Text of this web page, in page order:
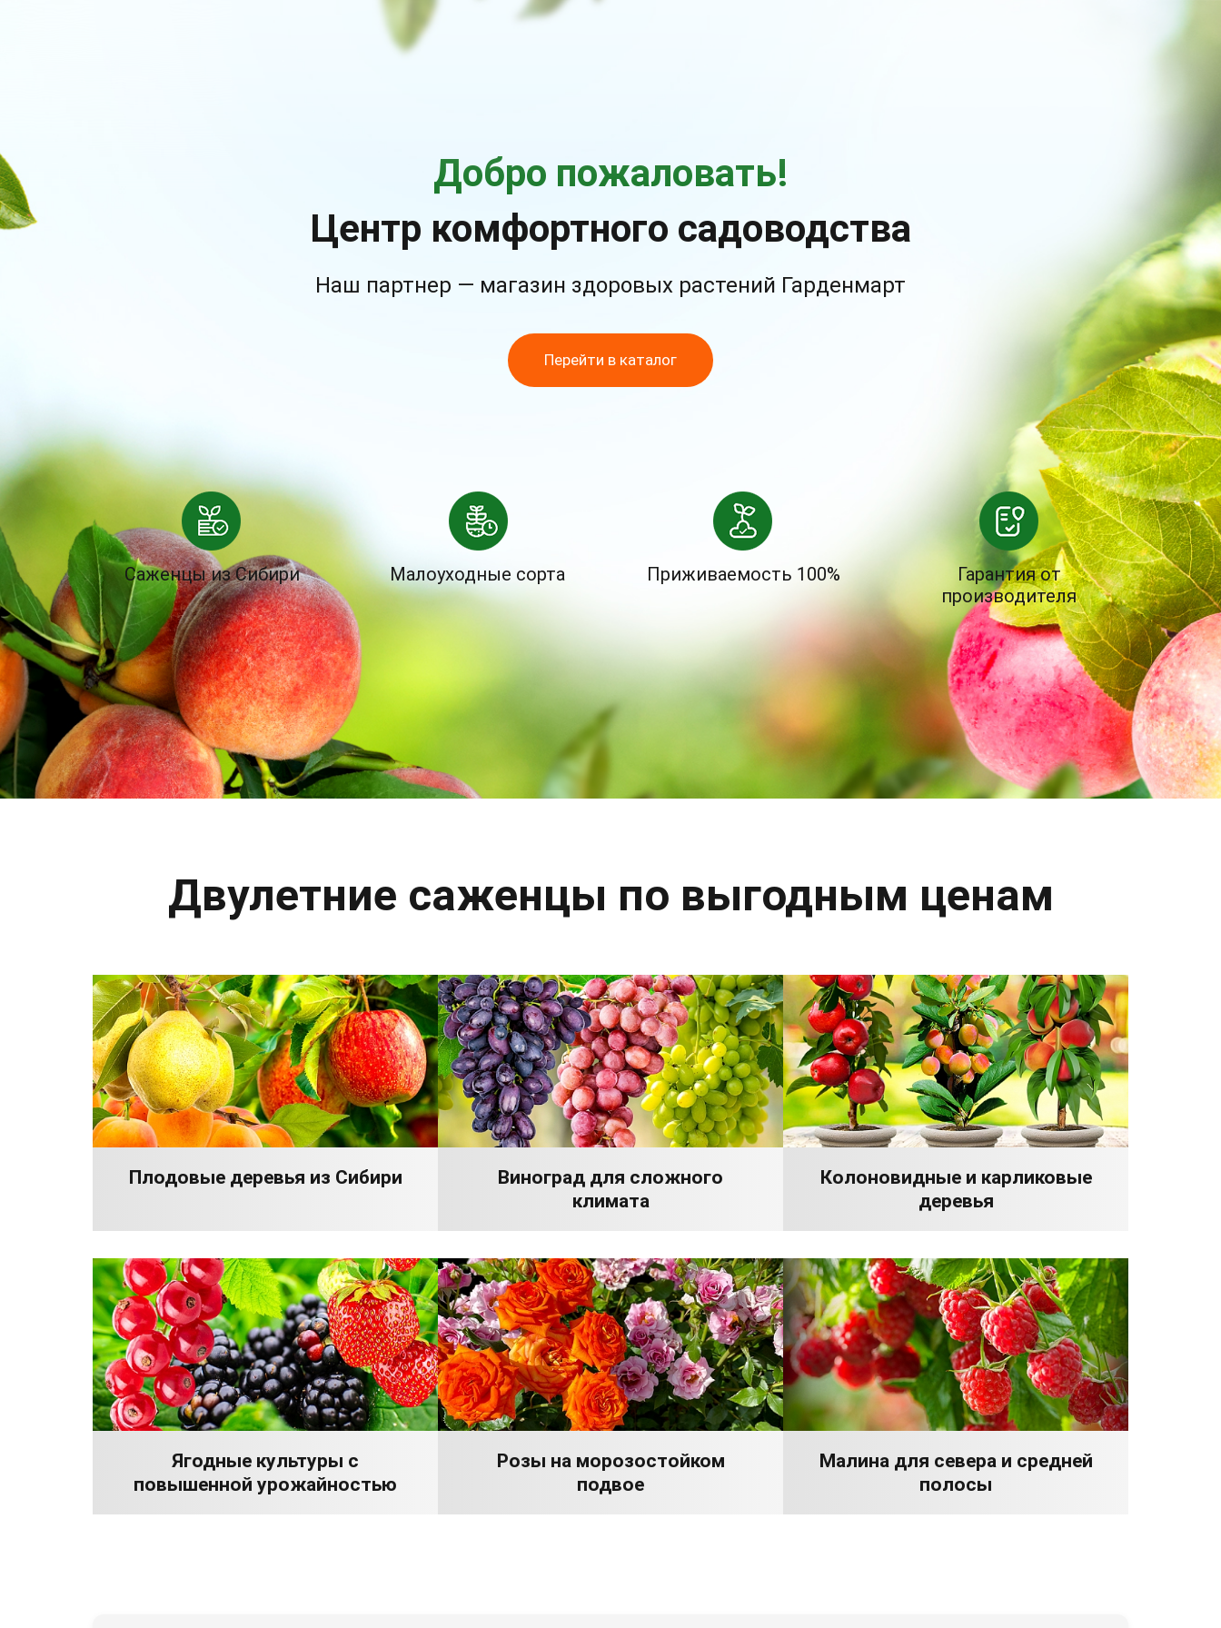
Добро пожаловать!
Центр комфортного садоводства
Наш партнер — магазин здоровых растений Гарденмарт
Перейти в каталог
Саженцы из Сибири Малоуходные сорта Приживаемость 100%
Гарантия от
производителя
Двулетние саженцы по выгодным ценам
Плодовые деревья из Сибири
Виноград для сложного
климата
Колоновидные и карликовые
деревья
Ягодные культуры с
повышенной урожайностью
Розы на морозостойком
подвое
Малина для севера и средней
полосы